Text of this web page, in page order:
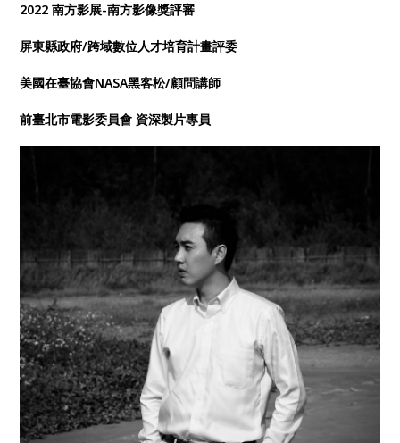
2022 南方影展-南方影像獎評審
屏東縣政府/跨域數位人才培育計畫評委
美國在臺協會NASA黑客松/顧問講師
前臺北市電影委員會 資深製片專員